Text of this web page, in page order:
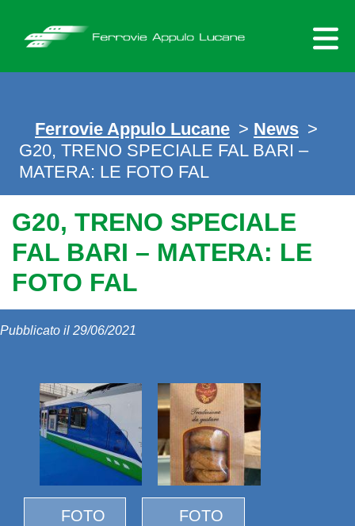
content
Ferrovie Appulo Lucane > News >
G20, TRENO SPECIALE FAL BARI –
MATERA: LE FOTO FAL
G20, TRENO SPECIALE
FAL BARI – MATERA: LE
FOTO FAL
Pubblicato il 29/06/2021
FOTO
FOTO